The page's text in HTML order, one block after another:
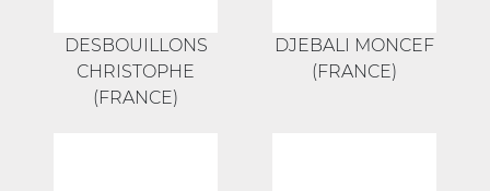
DESBOUILLONS
CHRISTOPHE
(FRANCE)
DJEBALI MONCEF
(FRANCE)